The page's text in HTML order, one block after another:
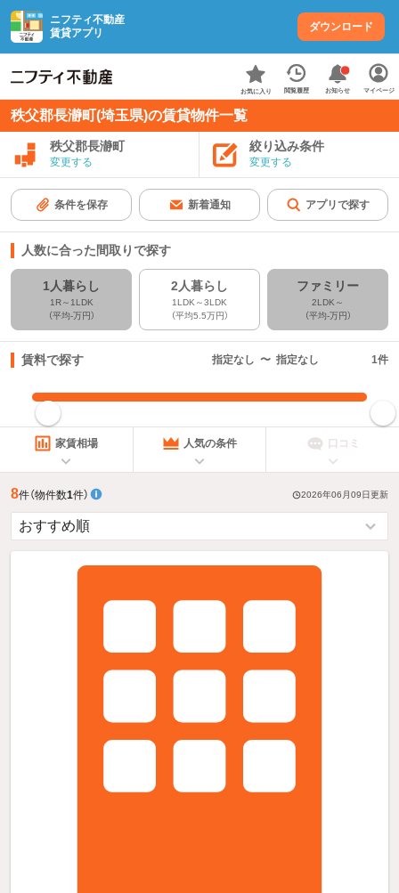
ニフティ不動産
賃貸アプリ
ダウンロード
お気に入り 閲覧履歴 お知らせ マイページ
秩父郡長瀞町(埼玉県)の賃貸物件一覧
秩父郡長瀞町
変更する
絞り込み条件
変更する
条件を保存 新着通知 アプリで探す
人数に合った間取りで探す
1人暮らし
1R～1LDK
（平均-万円）
2人暮らし
1LDK～3LDK
（平均5.5万円）
ファミリー
2LDK～
（平均-万円）
賃料で探す 指定なし 〜 指定なし 1件
指定した賃料で絞り込む
家賃相場 人気の条件 口コミ
8件（物件数1件） 2026年06月09日更新